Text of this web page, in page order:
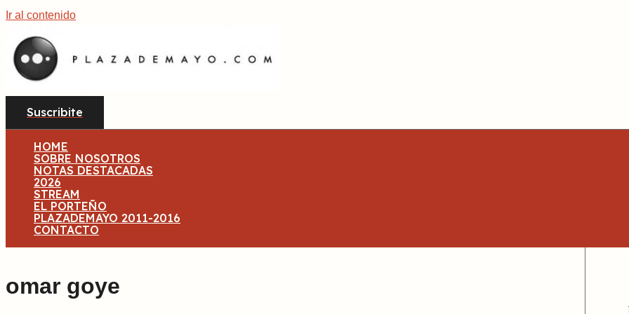
Ir al contenido
Suscribite
HOME
SOBRE NOSOTROS
NOTAS DESTACADAS
2026
STREAM
EL PORTEÑO
PLAZADEMAYO 2011-2016
CONTACTO
omar goye